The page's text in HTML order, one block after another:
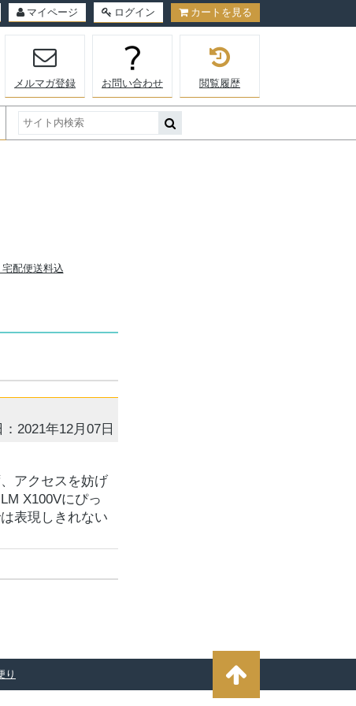
マイページ ログイン カートを見る
メルマガ登録 お問い合わせ 閲覧履歴
配便送料込
2021年12月07日
アクセスを妨げ
X100Vにぴっ
表現しきれない
り